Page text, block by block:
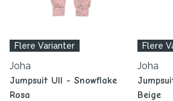
Flere Varianter
Joha
Jumpsuit Ull - Snowflake
Rosa
Flere
Joha
Beige